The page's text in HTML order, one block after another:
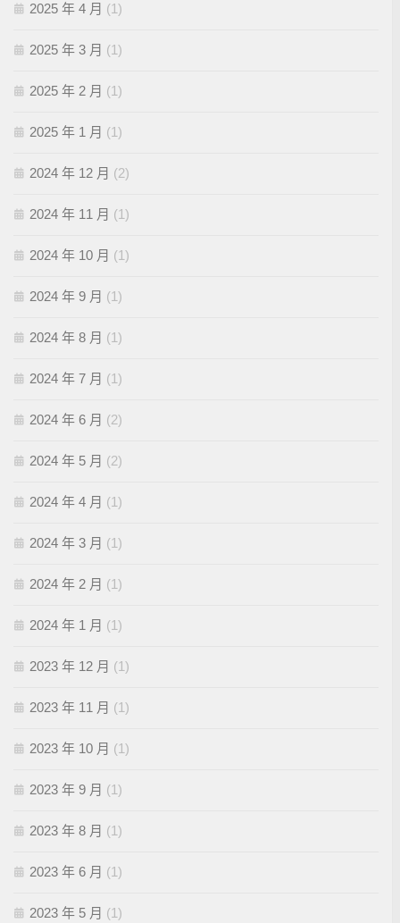
2025 年 4 月 (1)
2025 年 3 月 (1)
2025 年 2 月 (1)
2025 年 1 月 (1)
2024 年 12 月 (2)
2024 年 11 月 (1)
2024 年 10 月 (1)
2024 年 9 月 (1)
2024 年 8 月 (1)
2024 年 7 月 (1)
2024 年 6 月 (2)
2024 年 5 月 (2)
2024 年 4 月 (1)
2024 年 3 月 (1)
2024 年 2 月 (1)
2024 年 1 月 (1)
2023 年 12 月 (1)
2023 年 11 月 (1)
2023 年 10 月 (1)
2023 年 9 月 (1)
2023 年 8 月 (1)
2023 年 6 月 (1)
2023 年 5 月 (1)